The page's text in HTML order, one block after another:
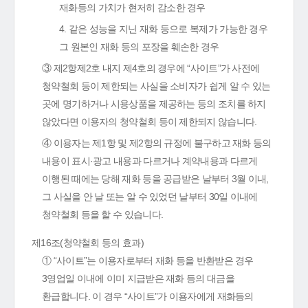
재화등의 가치가 현저히 감소한 경우
4. 같은 성능을 지닌 재화 등으로 복제가 가능한 경우
그 원본인 재화 등의 포장을 훼손한 경우
③ 제2항제2호 내지 제4호의 경우에 “사이트”가 사전에
청약철회 등이 제한되는 사실을 소비자가 쉽게 알 수 있는
곳에 명기하거나 시용상품을 제공하는 등의 조치를 하지
않았다면 이용자의 청약철회 등이 제한되지 않습니다.
④ 이용자는 제1항 및 제2항의 규정에 불구하고 재화 등의
내용이 표시·광고 내용과 다르거나 계약내용과 다르게
이행된 때에는 당해 재화 등을 공급받은 날부터 3월 이내,
그 사실을 안 날 또는 알 수 있었던 날부터 30일 이내에
청약철회 등을 할 수 있습니다.
제16조(청약철회 등의 효과)
① “사이트”는 이용자로부터 재화 등을 반환받은 경우
3영업일 이내에 이미 지급받은 재화 등의 대금을
환급합니다. 이 경우 “사이트”가 이용자에게 재화등의